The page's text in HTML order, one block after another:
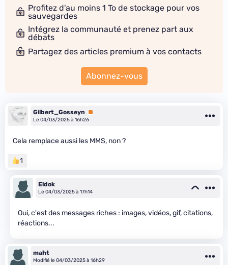
Profitez d'au moins 1 To de stockage pour vos
sauvegardes
Intégrez la communauté et prenez part aux
débats
Partagez des articles premium à vos contacts
Abonnez-vous
Gilbert_Gosseyn
Premium
Le 04/03/2025 à 16h26
Cela remplace aussi les MMS, non ?
1
Eldok
Le 04/03/2025 à 17h14
Oui, c'est des messages riches : images, vidéos, gif, citations,
réactions...
maht
Modifié le 04/03/2025 à 16h29